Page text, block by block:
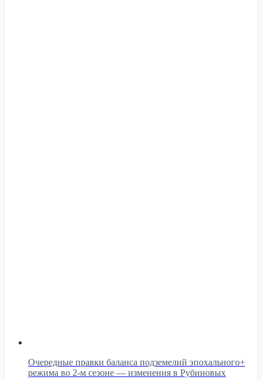
Очередные правки баланса подземелий эпохального+
режима во 2-м сезоне — изменения в Рубиновых